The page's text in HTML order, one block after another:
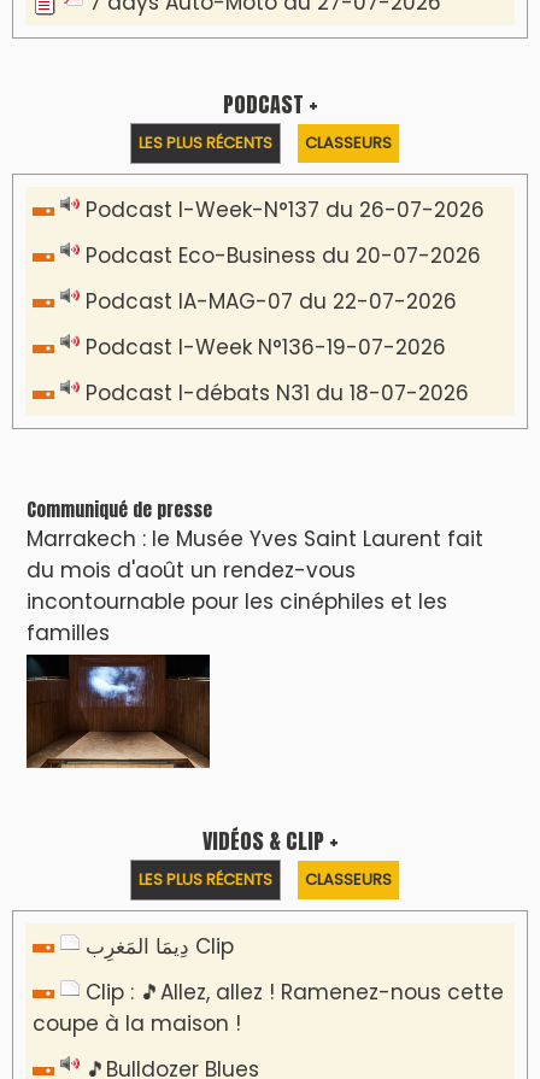
PODCAST +
LES PLUS RÉCENTS CLASSEURS
Podcast I-Week-N°137 du 26-07-2026
Podcast Eco-Business du 20-07-2026
Podcast IA-MAG-07 du 22-07-2026
Podcast I-Week N°136-19-07-2026
Podcast I-débats N31 du 18-07-2026
Communiqué de presse
Marrakech : le Musée Yves Saint Laurent fait
du mois d'août un rendez-vous
incontournable pour les cinéphiles et les
familles
VIDÉOS & CLIP +
LES PLUS RÉCENTS CLASSEURS
دِيمَا المَغرِب Clip
Clip : 🎵Allez, allez ! Ramenez-nous cette
coupe à la maison !
🎵Bulldozer Blues